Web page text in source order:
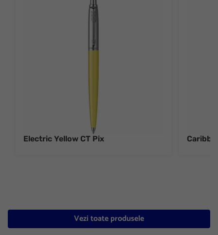
Electric Yellow CT Pix
Vezi toate produsele